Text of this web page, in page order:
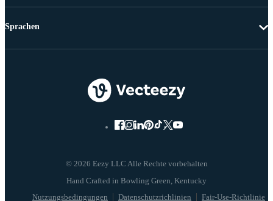
© 2026 Eezy LLC Alle Rechte vorbehalten
Nutzungsbedingungen Datenschutzrichlinien Fair-Use-Richtlinie
Sprachen